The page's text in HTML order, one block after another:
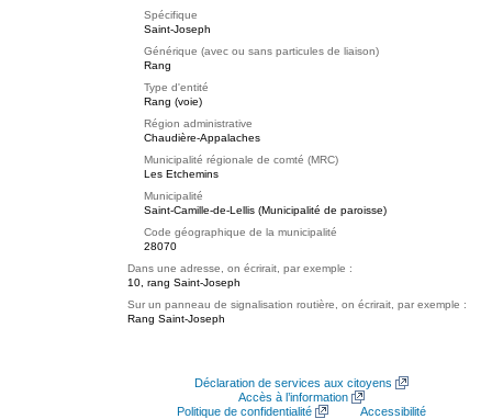
Spécifique
Saint-Joseph
Générique (avec ou sans particules de liaison)
Rang
Type d'entité
Rang (voie)
Région administrative
Chaudière-Appalaches
Municipalité régionale de comté (MRC)
Les Etchemins
Municipalité
Saint-Camille-de-Lellis (Municipalité de paroisse)
Code géographique de la municipalité
28070
Dans une adresse, on écrirait, par exemple :
10, rang Saint-Joseph
Sur un panneau de signalisation routière, on écrirait, par exemple :
Rang Saint-Joseph
Déclaration de services aux citoyens
Accès à l’information
Politique de confidentialité
Accessibilité